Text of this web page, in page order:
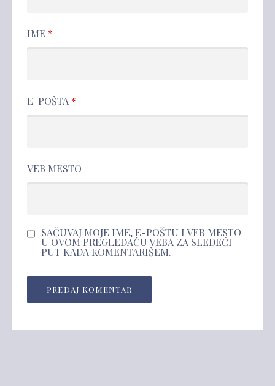
IME *
E-POŠTA *
VEB MESTO
SAČUVAJ MOJE IME, E-POŠTU I VEB MESTO
U OVOM PREGLEDAČU VEBA ZA SLEDEĆI
PUT KADA KOMENTARIŠEM.